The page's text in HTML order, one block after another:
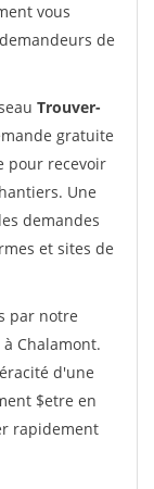
vous
de
Trouver-
gratuite
pour recevoir
Une
demandes
et sites de
par notre
Chalamont.
d'une
$etre en
rapidement